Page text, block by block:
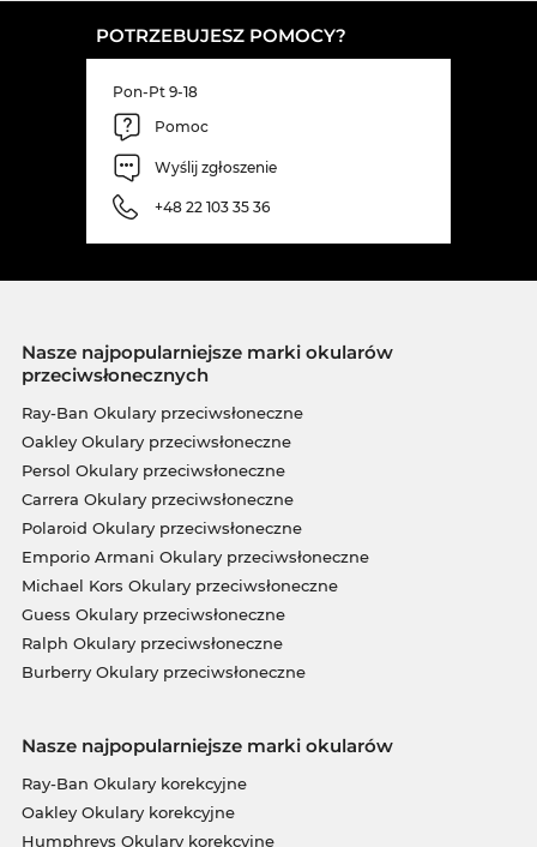
POTRZEBUJESZ POMOCY?
Pon-Pt 9-18
Pomoc
Wyślij zgłoszenie
+48 22 103 35 36
Nasze najpopularniejsze marki okularów
przeciwsłonecznych
Ray-Ban Okulary przeciwsłoneczne
Oakley Okulary przeciwsłoneczne
Persol Okulary przeciwsłoneczne
Carrera Okulary przeciwsłoneczne
Polaroid Okulary przeciwsłoneczne
Emporio Armani Okulary przeciwsłoneczne
Michael Kors Okulary przeciwsłoneczne
Guess Okulary przeciwsłoneczne
Ralph Okulary przeciwsłoneczne
Burberry Okulary przeciwsłoneczne
Nasze najpopularniejsze marki okularów
Ray-Ban Okulary korekcyjne
Oakley Okulary korekcyjne
Humphreys Okulary korekcyjne